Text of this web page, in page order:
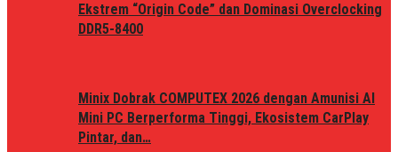
Ekstrem “Origin Code” dan Dominasi Overclocking
DDR5-8400
Minix Dobrak COMPUTEX 2026 dengan Amunisi AI
Mini PC Berperforma Tinggi, Ekosistem CarPlay
Pintar, dan…